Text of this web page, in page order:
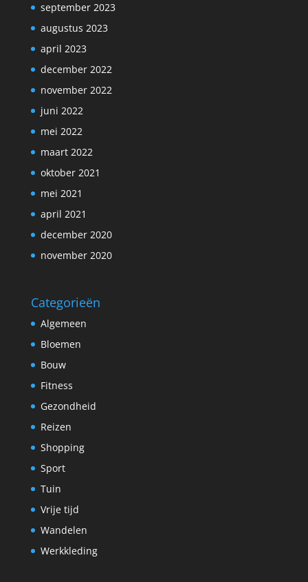
september 2023
augustus 2023
april 2023
december 2022
november 2022
juni 2022
mei 2022
maart 2022
oktober 2021
mei 2021
april 2021
december 2020
november 2020
Categorieën
Algemeen
Bloemen
Bouw
Fitness
Gezondheid
Reizen
Shopping
Sport
Tuin
Vrije tijd
Wandelen
Werkkleding